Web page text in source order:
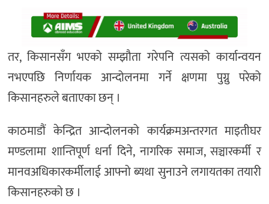
तर, किसानसँग भएको सम्झौता गरेपनि त्यसको कार्यान्वयन
नभएपछि निर्णायक आन्दोलनमा गर्ने क्षणमा पुग्नु परेको
किसानहरुले बताएका छन् ।
काठमाडौं केन्द्रित आन्दोलनको कार्यक्रमअन्तरगत माइतीघर
मण्डलामा शान्तिपूर्ण धर्ना दिने, नागरिक समाज, सञ्चारकर्मी र
मानवअधिकारकर्मीलाई आफ्नो ब्यथा सुनाउने लगायतका तयारी
किसानहरुको छ ।